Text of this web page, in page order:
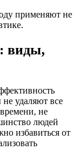
применяют не
виды,
удаляют все
не
людей
избавиться от